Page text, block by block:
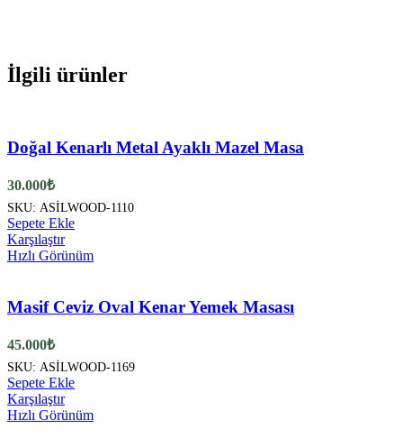
İlgili ürünler
Doğal Kenarlı Metal Ayaklı Mazel Masa
30.000₺
SKU: ASİLWOOD-1110
Sepete Ekle
Karşılaştır
Hızlı Görünüm
Masif Ceviz Oval Kenar Yemek Masası
45.000₺
SKU: ASİLWOOD-1169
Sepete Ekle
Karşılaştır
Hızlı Görünüm